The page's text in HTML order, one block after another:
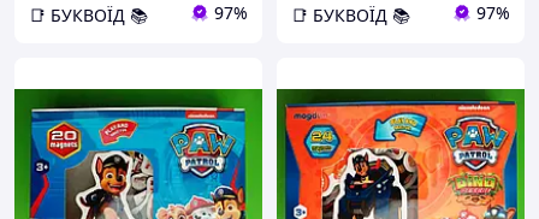
📑 БУКВОЇД 📚 97% 📑 БУКВОЇД 📚 97%